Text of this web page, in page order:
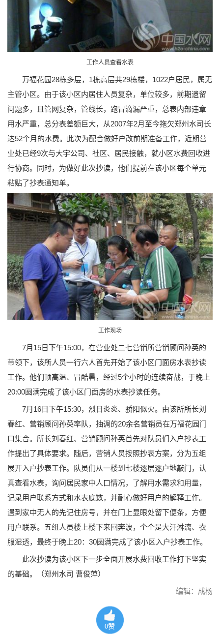
工作人员查看水表
万福花园28栋多层，1栋高层共29栋楼，1022户居民，属无
主管小区。由于该小区内居住人员复杂，单位较多，前期遗留
问题多，且管网复杂，管线长，跑冒滴漏严重，总表内部违章
用水严重，总分表差额巨大，从2007年2月至今拖欠郑州水司长
达52个月的水费。此次为配合做好户改前期准备工作，近期营
业处已经9次与大宇公司、社区、居民接触，就小区水费回收进
行协商。同时，为做好此次抄读，他们提前在该小区每个单元
粘贴了抄表通知单。
工作现场
7月15日下午15:00，在营业处二七营销所营销顾问孙英的
带领下，该所人员一行六人首先开始了该小区门面房水表抄读
工作。他们顶高温、冒酷暑，经过5个小时的连续奋战，于晚上
20:00圆满完成了该小区门面房的水表抄读任务。
7月16日下午15:30，烈日炎炎、骄阳似火。由该所所长刘
春红、营销顾问孙英率队，抽调的20余名营销员在万福花园门
口集合。所长刘春红、营销顾问孙英首先对队员们入户抄表工
作提出了具体要求。随后，营销人员按照抄表方案，分为五组
展开入户抄表工作。队员们从一楼到七楼逐层逐户地敲门，认
真查看水表，询问居民家中人口情况，了解用水需求和用量，
记录用户联系方式和水表底数，并耐心做好用户的解释工作。
遇到家中无人的先记住房号，并在门上显眼处留下便条，方便
用户联系。五组人员楼上楼下来回奔波，个个是大汗淋漓、衣
服湿透，最终于晚上20：30圆满完成了该小区入户抄表工作。
此次抄读为该小区下一步全面开展水费回收工作打下坚实
的基础。（郑州水司 曹俊萍）
编辑：成杨
0赞